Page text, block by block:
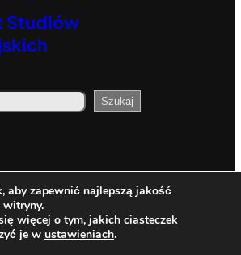
Studiów
Szukaj
rights reserved.
byShufflehound.
aby zapewnić najlepszą jakość
witryny.
więcej o tym, jakich ciasteczek
je w ustawieniach.